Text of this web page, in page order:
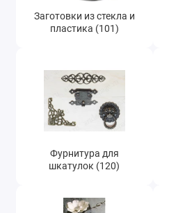
Заготовки из стекла и
пластика (101)
Фурнитура для
шкатулок (120)